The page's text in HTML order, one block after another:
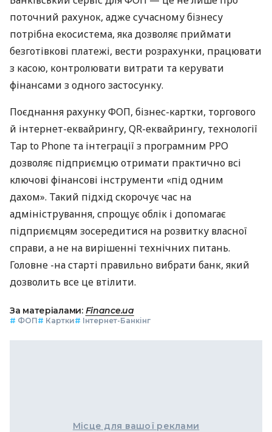
поточний рахунок, адже сучасному бізнесу
потрібна екосистема, яка дозволяє приймати
безготівкові платежі, вести розрахунки, працювати
з касою, контролювати витрати та керувати
фінансами з одного застосунку.
Поєднання рахунку ФОП, бізнес-картки, торгового
й інтернет-еквайрингу, QR-еквайрингу, технології
Tap to Phone та інтеграції з програмним РРО
дозволяє підприємцю отримати практично всі
ключові фінансові інструменти «під одним
дахом». Такий підхід скорочує час на
адміністрування, спрощує облік і допомагає
підприємцям зосередитися на розвитку власної
справи, а не на вирішенні технічних питань.
Головне -на старті правильно вибрати банк, який
дозволить все це втілити.
За матеріалами: Finance.ua
# ФОП# Картки# Інтернет-Банкінг
Місце для вашої реклами